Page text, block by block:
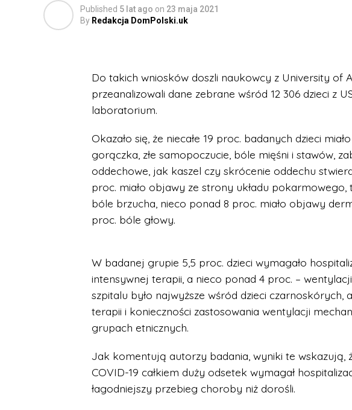
Published 5 lat ago on 23 maja 2021
By Redakcja DomPolski.uk
Do takich wniosków doszli naukowcy z University of
przeanalizowali dane zebrane wśród 12 306 dzieci z
laboratorium.
Okazało się, że niecałe 19 proc. badanych dzieci
gorączka, złe samopoczucie, bóle mięśni i stawów,
oddechowe, jak kaszel czy skrócenie oddechu
proc. miało objawy ze strony układu
bóle brzucha, nieco ponad 8 proc. miało objawy
proc. bóle głowy.
W badanej grupie 5,5 proc. dzieci wymagało
intensywnej terapii, a nieco ponad 4 proc. –
szpitalu było najwyższe wśród dzieci
terapii i konieczności zastosowania wentylacji
grupach etnicznych.
Jak komentują autorzy badania, wyniki te wskazują,
COVID-19 całkiem duży odsetek wymagał
łagodniejszy przebieg choroby niż dorośli.